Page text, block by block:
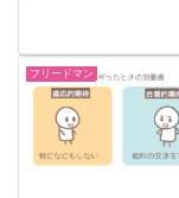
フリードマン